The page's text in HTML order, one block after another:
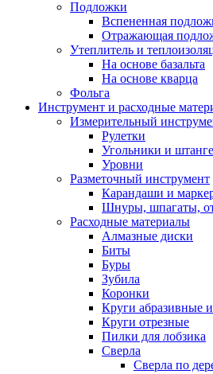
Подложки
Вспененная
Отражающая
Утеплитель и
На основе базальта
На основе кварца
Фольга
Инструмент и расходные
Измерительный
Рулетки
Угольники и
Уровни
Разметочный инструмент
Карандаши и
Шнуры, шпагаты,
Расходные материалы
Алмазные диски
Биты
Буры
Зубила
Коронки
Круги абразивные
Круги отрезные
Пилки для лобзика
Сверла
Сверла по